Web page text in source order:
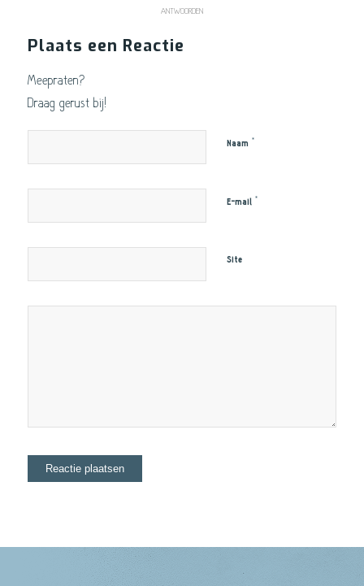
ANTWOORDEN
Plaats een Reactie
Meepraten?
Draag gerust bij!
Naam *
E-mail *
Site